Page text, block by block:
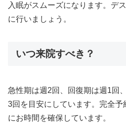
入眠がスムーズになります。デ
に行いましょう。
いつ来院すべき？
急性期は週2回、回復期は週1回
3回を目安にしています。完全
にお時間を確保しています。